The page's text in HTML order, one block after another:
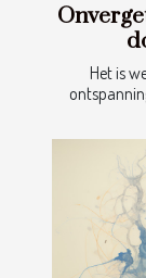
Het is